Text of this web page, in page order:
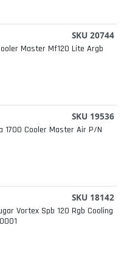
SKU 20744
Master Mf120 Lite Argb
SKU 19536
1700 Cooler Master Air P/n
SKU 18142
Vortex Spb 120 Rgb Cooling